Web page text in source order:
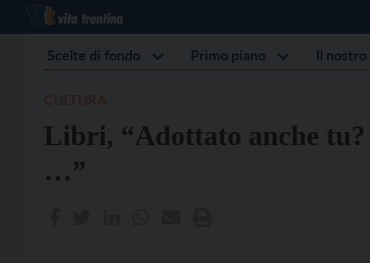
Scelte di fondo Primo piano Il
Libri, “Adottato anche
…”